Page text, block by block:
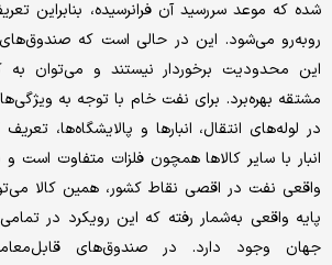
شده که موعد سررسید آن فرانرسیده، بنابراین
روبه‌رو می‌شود. این در حالی است که صندوق‌های
این محدودیت برخوردار نیستند و می‌توان به
مشتقه بهره‌برد. برای نفت خام با توجه به
در لوله‌های انتقال، انبارها و پالایشگاه‌ها،
انبار با سایر کالاها همچون فلزات متفاوت است
واقعی نفت در اقصی نقاط کشور، همین کالا
پایه واقعی به‌شمار رفته که این رویکرد در
جهان وجود دارد. در صندوق‌های